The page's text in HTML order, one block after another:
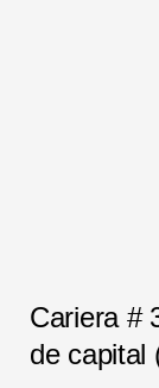
Cariera #
de capital